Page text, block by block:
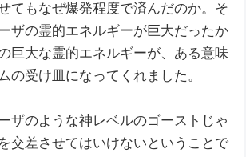
てもなぜ爆発程度で済んだのか。そ
ザの霊的エネルギーが巨大だったか
巨大な霊的エネルギーが、ある意味
の受け皿になってくれました。
ザのような神レベルのゴーストじゃ
交差させてはいけないということで